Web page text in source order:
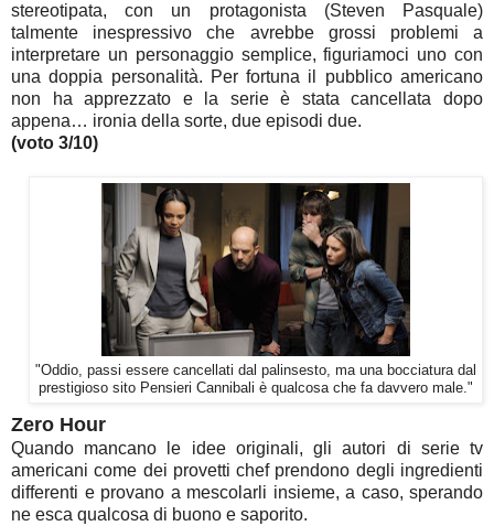
stereotipata, con un protagonista (Steven Pasquale)
talmente inespressivo che avrebbe grossi problemi a
interpretare un personaggio semplice, figuriamoci uno con
una doppia personalità. Per fortuna il pubblico americano
non ha apprezzato e la serie è stata cancellata dopo
appena… ironia della sorte, due episodi due.
(voto 3/10)
"Oddio, passi essere cancellati dal palinsesto, ma una bocciatura dal
prestigioso sito Pensieri Cannibali è qualcosa che fa davvero male."
Zero Hour
Quando mancano le idee originali, gli autori di serie tv
americani come dei provetti chef prendono degli ingredienti
differenti e provano a mescolarli insieme, a caso, sperando
ne esca qualcosa di buono e saporito.